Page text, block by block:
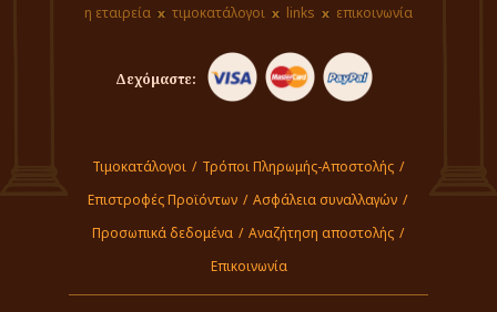
η εταιρεία τιμοκατάλογοι links επικοινωνία
Δεχόμαστε:
Τιμοκατάλογοι / Τρόποι Πληρωμής-Αποστολής /
Επιστροφές Προϊόντων / Ασφάλεια συναλλαγών /
Προσωπικά δεδομένα / Αναζήτηση αποστολής /
Επικοινωνία